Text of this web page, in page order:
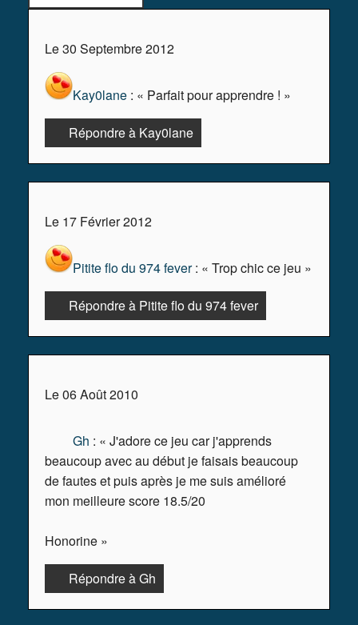
Le 30 Septembre 2012
Kay0lane : « Parfait pour apprendre ! »
Répondre à Kay0lane
Le 17 Février 2012
Pitite flo du 974 fever: « Trop chic ce jeu »
Répondre à Pitite flo du 974 fever
Le 06 Août 2010
Gh : « J'adore ce jeu car j'apprends
beaucoup avec au début je faisais beaucoup
de fautes et puis après je me suis amélioré
mon meilleure score 18.5/20
Honorine »
Répondre à Gh